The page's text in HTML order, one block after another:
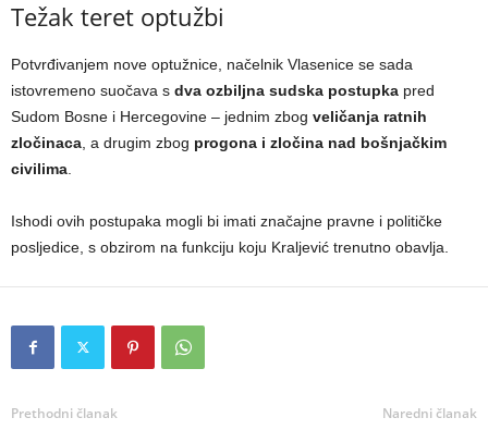
Težak teret optužbi
Potvrđivanjem nove optužnice, načelnik Vlasenice se sada
istovremeno suočava s dva ozbiljna sudska postupka pred
Sudom Bosne i Hercegovine – jednim zbog veličanja ratnih
zločinaca , a drugim zbog progona i zločina nad bošnjačkim
civilima
Ishodi ovih postupaka mogli bi imati značajne pravne i političke
posljedice, s obzirom na funkciju koju Kraljević trenutno obavlja.
Prethodni članak Naredni članak